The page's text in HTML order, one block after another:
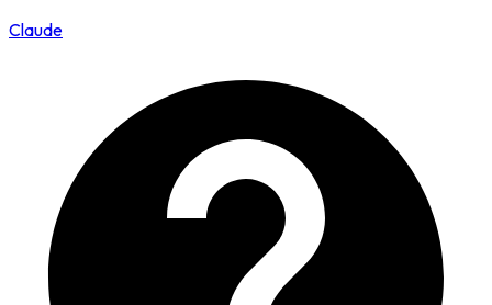
Claude